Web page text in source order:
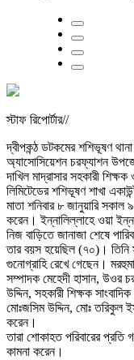
স্টাফ রিপোর্টার//
দ্বীপকন্ঠ ডটকমের শশিভূষণ থানা
অ্যাসোসিয়েশন চরফ্যাশন
দাখিল মাদ্রাসার সহকারী
লিমিটেডের শশিভূষণ শাখা
মাতা শনিবার ৮ জানুয়ারি সকাল
করেন। ইন্নালিল্লাহে ওয়া
নিজ বাড়িতে জানাজা শেষে
তার বয়স হয়েছিল (৭০)।
গুনোগ্রাহি রেখে গেছেন।
সম্পাদক মেহেদী হাসান, উওর
উদ্দিন, সহকারী শিক্ষক
মোঃজসিম উদ্দিন, মোঃ
করেন।
তারা শোকাহত পরিবারের প্রতি
কামনা করেন।